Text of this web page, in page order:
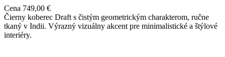
Cena 749,00 €
Čierny koberec Draft s čistým geometrickým charakterom, ručne
tkaný v Indii. Výrazný vizuálny akcent pre minimalistické a štýlové
interiéry.